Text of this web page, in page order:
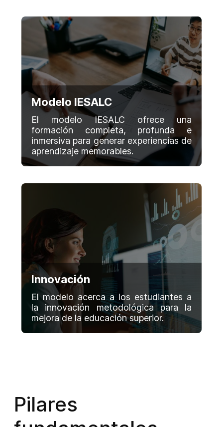
Modelo IESALC
El modelo IESALC ofrece una
formación completa, profunda e
inmersiva para generar experiencias de
aprendizaje memorables.
Innovación
El modelo acerca a los estudiantes a
la innovación metodológica para la
mejora de la educación superior.
Pilares